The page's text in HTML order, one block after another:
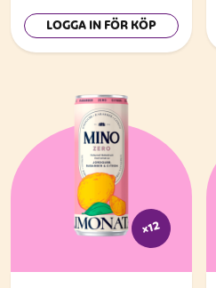
LOGGA IN FÖR KÖP
x12